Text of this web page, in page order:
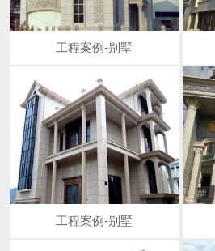
工程案例-别墅
工程案例-别墅